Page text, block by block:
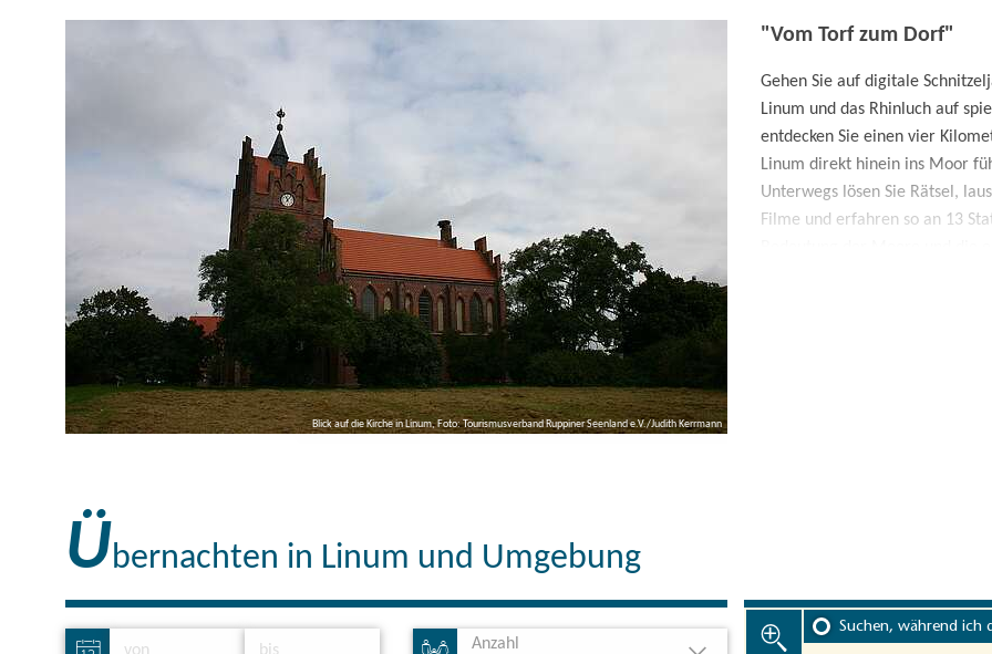
Blick auf die Kirche in Linum, Foto: Tourismusverband Ruppiner Seenland e.V./Judith Kerrmann
"Vom Torf zum Dorf"
Gehen Sie auf digitale
Linum und das Rhinluch auf
entdecken Sie einen vier
Linum direkt hinein ins Moor
Unterwegs lösen Sie Rätsel,
Filme und erfahren so an 13
Störche, Kraniche, Unken,
Übernachten in Linum und Umgebung
Anzahl
Suchen, während ich